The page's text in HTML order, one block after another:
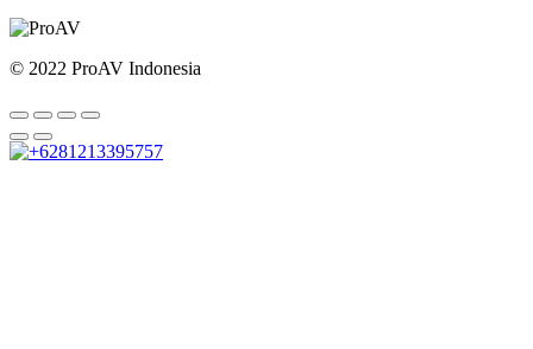
© 2022 ProAV Indonesia